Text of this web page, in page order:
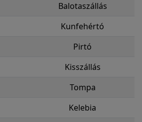
Balotaszállás
Kunfehértó
Pirtó
Kisszállás
Tompa
Kelebia